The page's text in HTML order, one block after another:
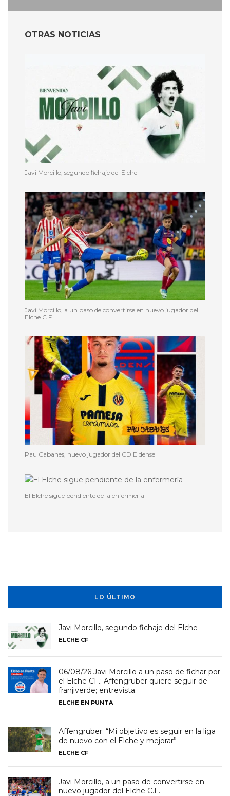
OTRAS NOTICIAS
Javi Morcillo, segundo fichaje del Elche
Javi Morcillo, a un paso de convertirse en nuevo jugador del
Elche C.F.
Pau Cabanes, nuevo jugador del CD Eldense
El Elche sigue pendiente de la enfermería
LO ÚLTIMO
Javi Morcillo, segundo fichaje del Elche
ELCHE CF
06/08/26 Javi Morcillo a un paso de fichar por
el Elche CF.; Affengruber quiere seguir de
franjiverde; entrevista.
ELCHE EN PUNTA
Affengruber: “Mi objetivo es seguir en la liga
de nuevo con el Elche y mejorar”
ELCHE CF
Javi Morcillo, a un paso de convertirse en
nuevo jugador del Elche C.F.